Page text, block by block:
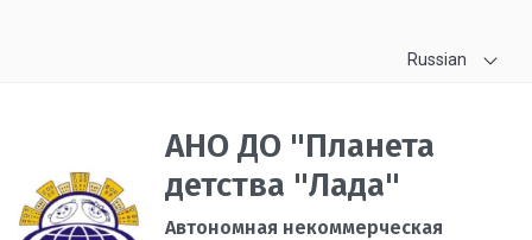
Russian
АНО ДО "Планета
детства "Лада"
Автономная некоммерческая